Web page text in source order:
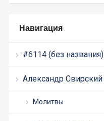
Навигация
#6114 (без названия)
Александр Свирский
Молитвы